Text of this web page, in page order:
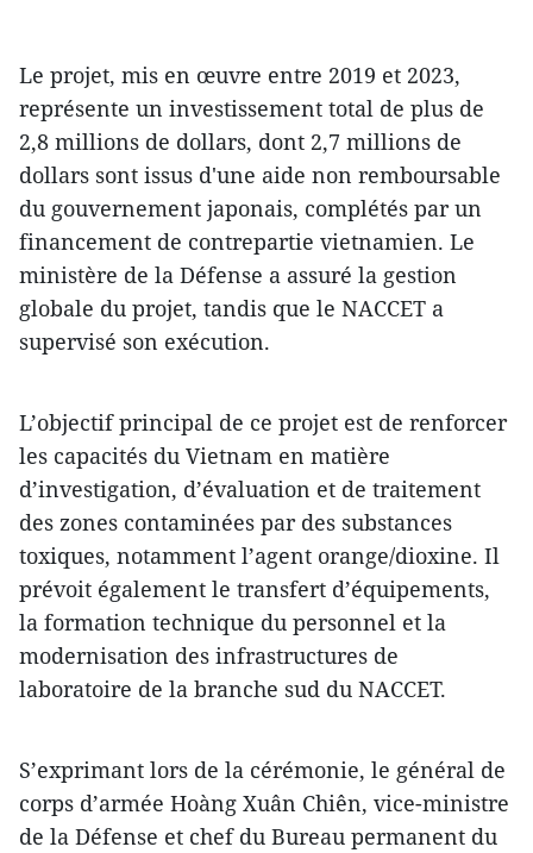
Le projet, mis en œuvre entre 2019 et 2023,
représente un investissement total de plus de
2,8 millions de dollars, dont 2,7 millions de
dollars sont issus d'une aide non remboursable
du gouvernement japonais, complétés par un
financement de contrepartie vietnamien. Le
ministère de la Défense a assuré la gestion
globale du projet, tandis que le NACCET a
supervisé son exécution.
L’objectif principal de ce projet est de renforcer
les capacités du Vietnam en matière
d’investigation, d’évaluation et de traitement
des zones contaminées par des substances
toxiques, notamment l’agent orange/dioxine. Il
prévoit également le transfert d’équipements,
la formation technique du personnel et la
modernisation des infrastructures de
laboratoire de la branche sud du NACCET.
S’exprimant lors de la cérémonie, le général de
corps d’armée Hoàng Xuân Chiên, vice-ministre
de la Défense et chef du Bureau permanent du